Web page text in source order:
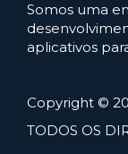
Somos uma
aplicativos
Copyright ©
TODOS OS